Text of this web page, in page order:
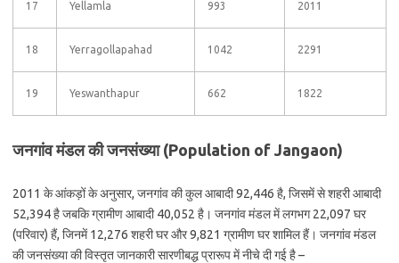
17 Yellamla 993 2011
18 Yerragollapahad 1042 2291
19 Yeswanthapur 662 1822
जनगांव मंडल की जनसंख्या (Population of Jangaon)
2011 के आंकड़ों के अनुसार, जनगांव की कुल आबादी 92,446 है, जिसमें से शहरी आबादी
52,394 है जबकि ग्रामीण आबादी 40,052 है। जनगांव मंडल में लगभग 22,097 घर
(परिवार) हैं, जिनमें 12,276 शहरी घर और 9,821 ग्रामीण घर शामिल हैं। जनगांव मंडल
की जनसंख्या की विस्तृत जानकारी सारणीबद्ध प्रारूप में नीचे दी गई है –